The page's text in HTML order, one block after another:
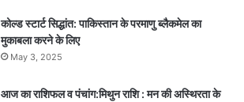
कोल्ड स्टार्ट सिद्धांत: पाकिस्तान के परमाणु ब्लैकमेल का
मुकाबला करने के लिए
May 3, 2025
आज का राशिफल व पंचांग:मिथुन राशि : मन की अस्थिरता के